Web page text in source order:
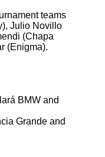
teams
Julio Novillo
(Chapa
(Enigma).
BMW and
Grande and